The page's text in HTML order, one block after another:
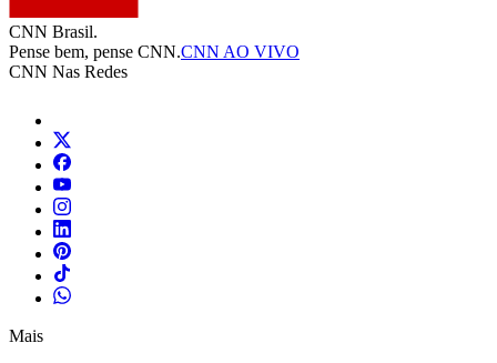
CNN Brasil.
Pense bem, pense CNN.CNN AO VIVO
CNN Nas Redes
Mais